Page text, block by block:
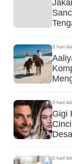
3 hari
3 hari
Gigi
3 hari